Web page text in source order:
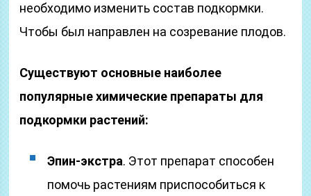
необходимо изменить состав подкормки.
Чтобы был направлен на созревание плодов.
Существуют основные наиболее
популярные химические препараты для
подкормки растений:
Эпин-экстра. Этот препарат способен
помочь растениям приспособиться к